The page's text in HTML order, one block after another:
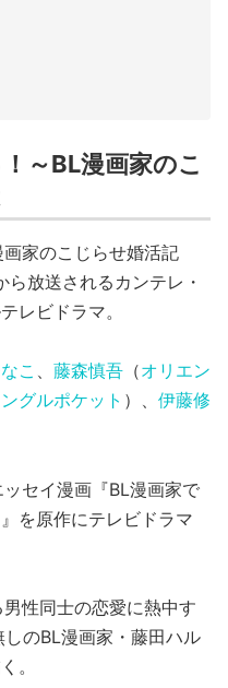
～BL漫画家のこ
画家のこじらせ婚活記
放送されるカンテレ・
レビドラマ。
こ 、 藤森慎吾 （オリエン
グルポケット ）、 伊藤修
セイ漫画『BL漫画家で
を原作にテレビドラマ
性同士の恋愛に熱中す
のBL漫画家・藤田ハル
。